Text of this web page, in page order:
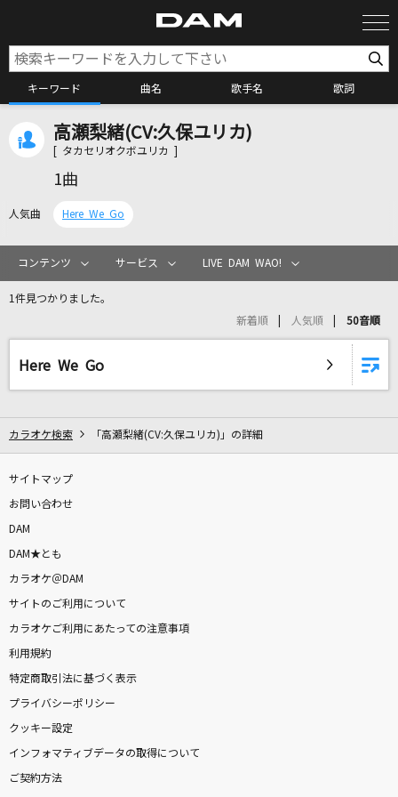
キーワード 曲名 歌手名 歌詞
カラオケ検索
カラオケリクエスト
リアルタイムで歌われている曲の一覧
山口百恵
Blue Velvet
褪せたハナミドリ
星街すいせい
アイネクライネ
米津玄師
恋の終わりの名古屋にひとり
高瀬梨緒(CV:久保ユリカ)
[ タカセリオクボユリカ ]
1曲
人気曲 Here We Go
コンテンツ サービス LIVE DAM WAO!
1件見つかりました。
新着順 人気順 50音順
Here We Go
カラオケ検索 「高瀬梨緒(CV:久保ユリカ)」の詳細
サイトマップ
お問い合わせ
DAM
DAM★とも
カラオケ＠DAM
サイトのご利用について
カラオケご利用にあたっての注意事項
利用規約
特定商取引法に基づく表示
プライバシーポリシー
クッキー設定
インフォマティブデータの取得について
ご契約方法